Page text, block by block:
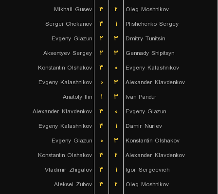
Mikhail Gusev
۳ ۲
Oleg Moshnikov
Sergei Chekanov
۳ ۱
Plishchenko Sergey
Evgeny Glazun
۲ ۳
Dmitry Tunitsin
Aksentyev Sergey
۲ ۳
Gennady Shipitsyn
Konstantin Olshakov
۳ ۰
Evgeny Kalashnikov
Evgeny Kalashnikov
۰ ۳
Alexander Klavdenkov
Anatoly Ilin
۱ ۳
Ivan Pandur
Alexander Klavdenkov
۳ ۰
Evgeny Glazun
Evgeny Kalashnikov
۳ ۱
Damir Nuriev
Evgeny Glazun
۰ ۳
Konstantin Olshakov
Konstantin Olshakov
۳ ۲
Alexander Klavdenkov
Vladimir Zhigalov
۳ ۱
Igor Sergeevich
Aleksei Zubov
۳ ۲
Oleg Moshnikov